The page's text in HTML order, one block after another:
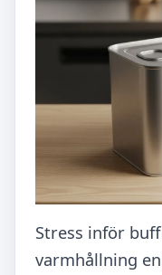
Stress inför
varmhållning